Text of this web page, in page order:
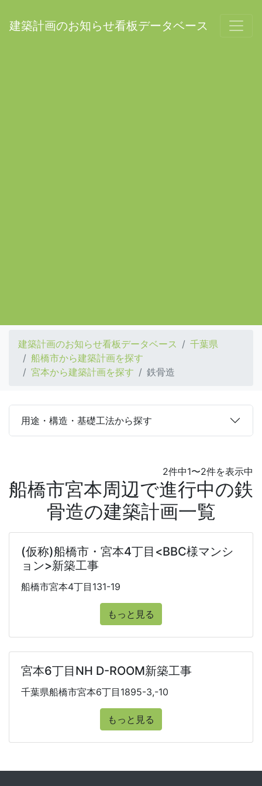
建築計画のお知らせ看板データベース
建築計画のお知らせ看板データベース
千葉県
船橋市から建築計画を探す
宮本から建築計画を探す
鉄骨造
用途・構造・基礎工法から探す
2件中1〜2件を表示中
船橋市宮本周辺で進行中の鉄
骨造の建築計画一覧
(仮称)船橋市・宮本4丁目<BBC様マンシ
ョン>新築工事
船橋市宮本4丁目131-19
もっと見る
宮本6丁目NH D-ROOM新築工事
千葉県船橋市宮本6丁目1895-3,-10
もっと見る